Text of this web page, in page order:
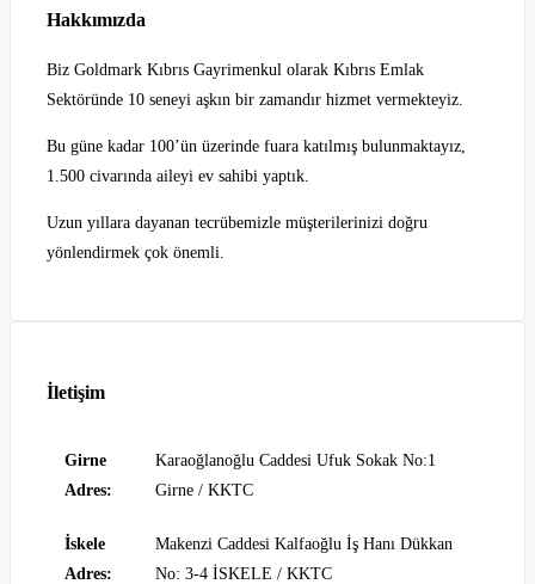
Hakkımızda
Biz Goldmark Kıbrıs Gayrimenkul olarak Kıbrıs Emlak
Sektöründe 10 seneyi aşkın bir zamandır hizmet vermekteyiz.
Bu güne kadar 100’ün üzerinde fuara katılmış bulunmaktayız,
1.500 civarında aileyi ev sahibi yaptık.
Uzun yıllara dayanan tecrübemizle müşterilerinizi doğru
yönlendirmek çok önemli.
İletişim
Girne
Adres:
Karaoğlanoğlu Caddesi Ufuk Sokak No:1
Girne / KKTC
İskele
Adres:
Makenzi Caddesi Kalfaoğlu İş Hanı Dükkan
No: 3-4 İSKELE / KKTC